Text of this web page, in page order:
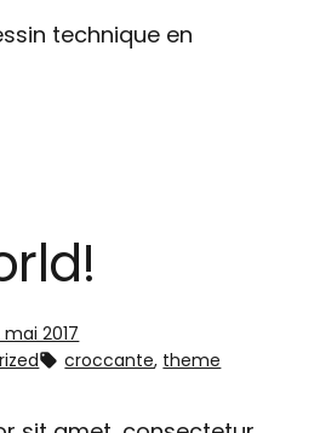
technique en
2017
croccante, theme